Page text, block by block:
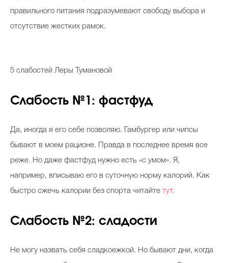
правильного питания подразумевают свободу выбора и
отсутствие жестких рамок.
5 слабостей Леры Тумановой
Слабость №1: фастфуд
Да, иногда я его себе позволяю. Гамбургер или чипсы
бывают в моем рационе. Правда в последнее время все
реже. Но даже фастфуд нужно есть «с умом». Я,
например, вписываю его в суточную норму калорий. Как
быстро сжечь калории без спорта читайте тут.
Слабость №2: сладости
Не могу назвать себя сладкоежкой. Но бывают дни, когда